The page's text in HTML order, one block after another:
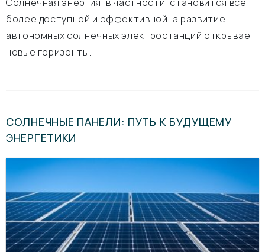
более доступной и эффективной, а развитие
автономных солнечных электростанций открывает
новые горизонты.
СОЛНЕЧНЫЕ ПАНЕЛИ: ПУТЬ К БУДУЩЕМУ
ЭНЕРГЕТИКИ